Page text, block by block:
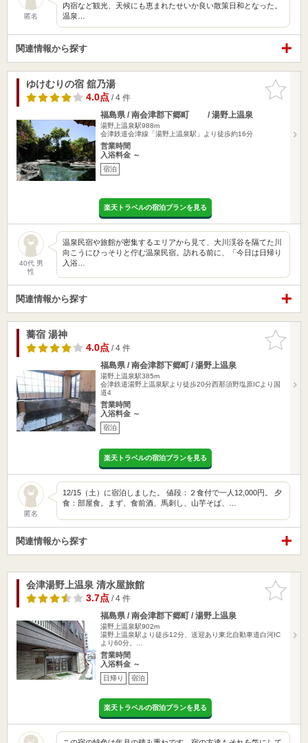
匿名
内宿など観光、天候にも恵まれたせいか良い散策日和となった。
温泉…
関連情報から探す
お気に入
りに追加
ゆけむりの宿 舘乃湯
4.0点/ 4 件
福島県 / 南会津郡下郷町 / 湯野上温泉
湯野上温泉駅988m
会津鉄道会津線「湯野上温泉駅」より徒歩約16分
営業時間
入浴料金 ～
宿泊
楽天トラベルの宿泊プランを見る
40代 男
性
温泉民宿や旅館が密集するエリアから見て、大川渓谷を隔てた川
向こうにひっそりと佇む温泉民宿。訪れる前に、「今日は日帰り
入浴…
関連情報から探す
お気に入
りに追加
蕎宿 湯神
4.0点/ 4 件
福島県 / 南会津郡下郷町 / 湯野上温泉
湯野上温泉駅385m
会津鉄道湯野上温泉駅より徒歩20分西那須野塩原ICより国
道4
営業時間
入浴料金 ～
宿泊
楽天トラベルの宿泊プランを見る
匿名
12/15（土）に宿泊しました。 値段：２食付で一人12,000円。 夕
食：部屋食。まず、食前酒、馬刺し、山芋そば、…
関連情報から探す
お気に入
りに追加
会津湯野上温泉 清水屋旅館
3.7点/ 4 件
福島県 / 南会津郡下郷町 / 湯野上温泉
湯野上温泉駅902m
湯野上温泉駅より徒歩12分、送迎あり東北自動車道白河IC
より60分。…
営業時間
入浴料金 ～
日帰り 宿泊
楽天トラベルの宿泊プランを見る